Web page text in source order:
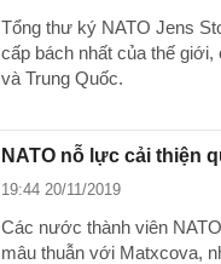
Tổng thư ký NATO Jens
cấp bách nhất của thế
và Trung Quốc.
NATO nỗ lực cải thiện
19:44 20/11/2019
Các nước thành viên
mâu thuẫn với Matxcova,